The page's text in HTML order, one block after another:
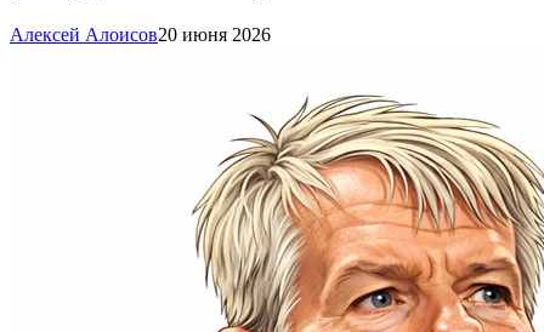
Алексей Алоисов20 июня 2026